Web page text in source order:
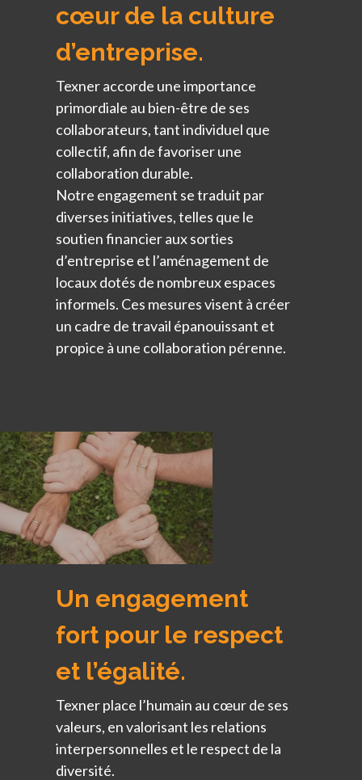
cœur de la culture
d’entreprise.
Texner accorde une importance
primordiale au bien-être de ses
collaborateurs, tant individuel que
collectif, afin de favoriser une
collaboration durable.
Notre engagement se traduit par
diverses initiatives, telles que le
soutien financier aux sorties
d’entreprise et l’aménagement de
locaux dotés de nombreux espaces
informels. Ces mesures visent à créer
un cadre de travail épanouissant et
propice à une collaboration pérenne.
Un engagement
fort pour le respect
et l’égalité.
Texner place l’humain au cœur de ses
valeurs, en valorisant les relations
interpersonnelles et le respect de la
diversité.